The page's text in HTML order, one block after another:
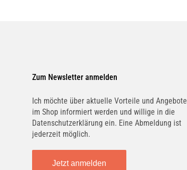
Zum Newsletter anmelden
Ich möchte über aktuelle Vorteile und Angebote
im Shop informiert werden und willige in die
Datenschutzerklärung ein. Eine Abmeldung ist
jederzeit möglich.
Jetzt anmelden